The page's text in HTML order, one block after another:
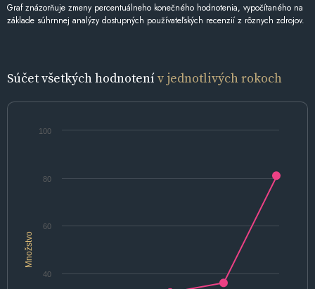
Graf znázorňuje zmeny percentuálneho konečného hodnotenia, vypočítaného na
základe súhrnnej analýzy dostupných používateľských recenzií z rôznych zdrojov.
Súčet všetkých hodnotenív jednotlivých rokoch
Množstvo
40
60
80
100